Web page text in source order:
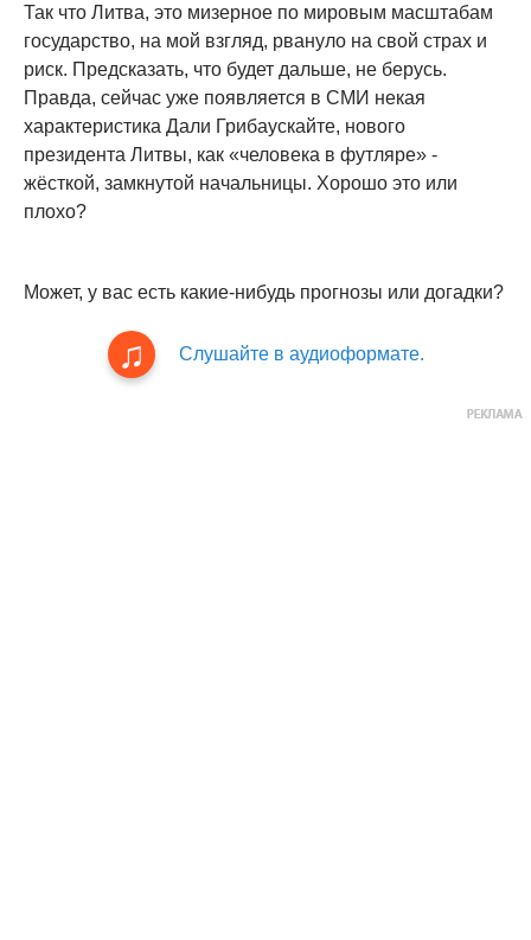
Так что Литва, это мизерное по мировым масштабам
государство, на мой взгляд, рвануло на свой страх и
риск. Предсказать, что будет дальше, не берусь.
Правда, сейчас уже появляется в СМИ некая
характеристика Дали Грибаускайте, нового
президента Литвы, как «человека в футляре» -
жёсткой, замкнутой начальницы. Хорошо это или
плохо?
Может, у вас есть какие-нибудь прогнозы или догадки?
Слушайте в аудиоформате.